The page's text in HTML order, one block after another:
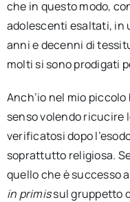
che in questo modo,
adolescenti esaltati, in
anni e decenni di
molti si sono prodigati
Anch’io nel mio
senso volendo ricucire
verificatosi dopo
soprattutto religiosa.
quello che è successo
in primissul gruppetto